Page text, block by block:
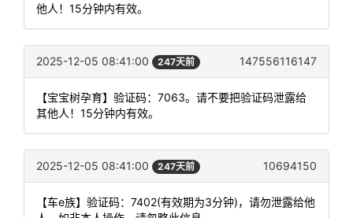
他人！15分钟内有效。
2025-12-05 08:41:00 247天前 147556116147
【宝宝树孕育】验证码：7063。请不要把验证码泄露给
其他人！15分钟内有效。
2025-12-05 08:41:00 247天前 10694150
【车e族】验证码：7402(有效期为3分钟)，请勿泄露给他